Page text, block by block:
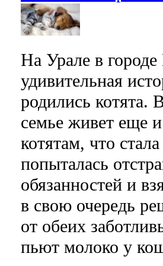
На Урале в
удивительная
родились котята.
семье живет еще
котятам, что
попыталась
обязанностей и
в свою очередь
от обеих
пьют молоко у